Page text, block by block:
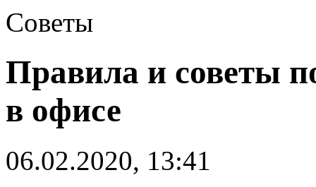
Советы
Правила и советы
в офисе
06.02.2020, 13:41